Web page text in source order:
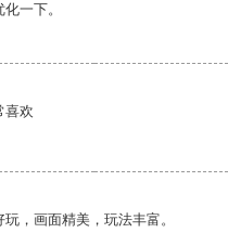
一下。
喜欢
，画面精美，玩法丰富。